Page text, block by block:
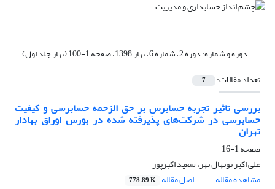
دوره و شماره:دوره 2، شماره 6، بهار 1398، صفحه 1-100 (بهار جلد اول)
تعداد مقالات:
7
بررسی تاثیر تجربه حسابرس بر حق الزحمه حسابرسی و کیفیت
حسابرسی در شرکت‌های پذیرفته شده در بورس اوراق بهادار
تهران
صفحه1-16
علی اکبر نونهال نهر، سعید اکبرپور
مشاهده مقاله
اصل مقاله 778.89 K